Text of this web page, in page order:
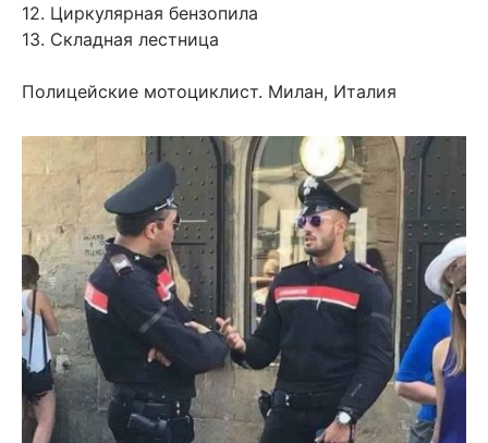
12. Циркулярная бензопила
13. Складная лестница
Полицейские мотоциклист. Милан, Италия